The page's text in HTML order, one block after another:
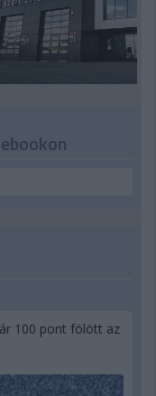
100 pont fölött az